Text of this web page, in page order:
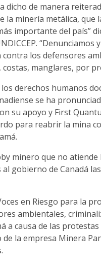
dicho de manera
la minería metálica, que
importante del país”
“Denunciamos
los defensores
manglares, por
derechos humanos
se ha
su apoyo y First
para reabrir la mina
minero que no atiende
gobierno de Canadá
en Riesgo para la
ambientales,
a causa de las
la empresa Minera